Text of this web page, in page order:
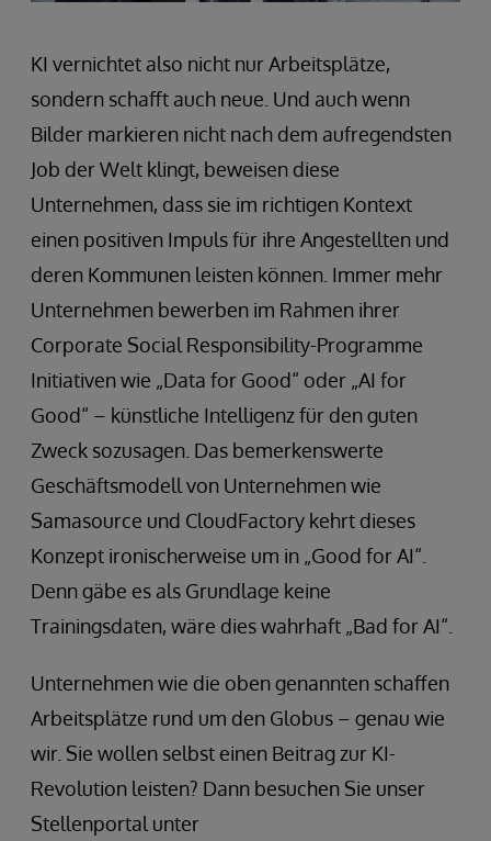
KI vernichtet also nicht nur Arbeitsplätze,
sondern schafft auch neue. Und auch wenn
Bilder markieren nicht nach dem aufregendsten
Job der Welt klingt, beweisen diese
Unternehmen, dass sie im richtigen Kontext
einen positiven Impuls für ihre Angestellten und
deren Kommunen leisten können. Immer mehr
Unternehmen bewerben im Rahmen ihrer
Corporate Social Responsibility-Programme
Initiativen wie „Data for Good“ oder „AI for
Good“ – künstliche Intelligenz für den guten
Zweck sozusagen. Das bemerkenswerte
Geschäftsmodell von Unternehmen wie
Samasource und CloudFactory kehrt dieses
Konzept ironischerweise um in „Good for AI“.
Denn gäbe es als Grundlage keine
Trainingsdaten, wäre dies wahrhaft „Bad for AI“.
Unternehmen wie die oben genannten schaffen
Arbeitsplätze rund um den Globus – genau wie
wir. Sie wollen selbst einen Beitrag zur KI-
Revolution leisten? Dann besuchen Sie unser
Stellenportal unter